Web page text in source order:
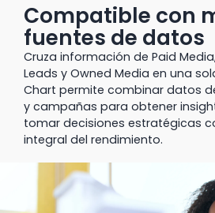
Compatible con
fuentes de datos
Cruza información de Paid
Leads y Owned Media en una
Chart permite combinar datos
y campañas para obtener
tomar decisiones estratégicas
integral del rendimiento.